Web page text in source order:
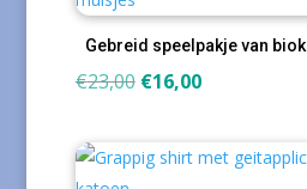
Gebreid speelpakje van
€23,00 Oorspronkelijke
€23,00.
€16,00Huidige
€16,00.